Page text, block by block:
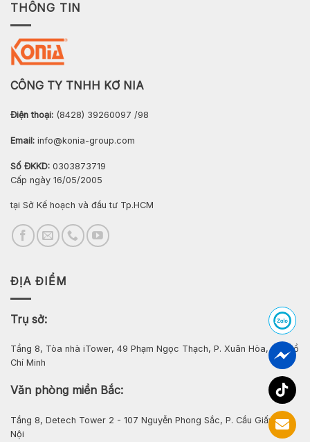
THÔNG TIN
CÔNG TY TNHH KƠ NIA
Điện thoại: (8428) 39260097 /98
Email: info@konia-group.com
Số ĐKKD: 0303873719
Cấp ngày 16/05/2005
tại Sở Kế hoạch và đầu tư Tp.HCM
ĐỊA ĐIỂM
Trụ sở:
Tầng 8, Tòa nhà iTower, 49 Phạm Ngọc Thạch, P. Xuân Hòa, Tp. Hồ
Chí Minh
Văn phòng miền Bắc:
Tầng 8, Detech Tower 2 - 107 Nguyễn Phong Sắc, P. Cầu Giấy, Hà
Nội